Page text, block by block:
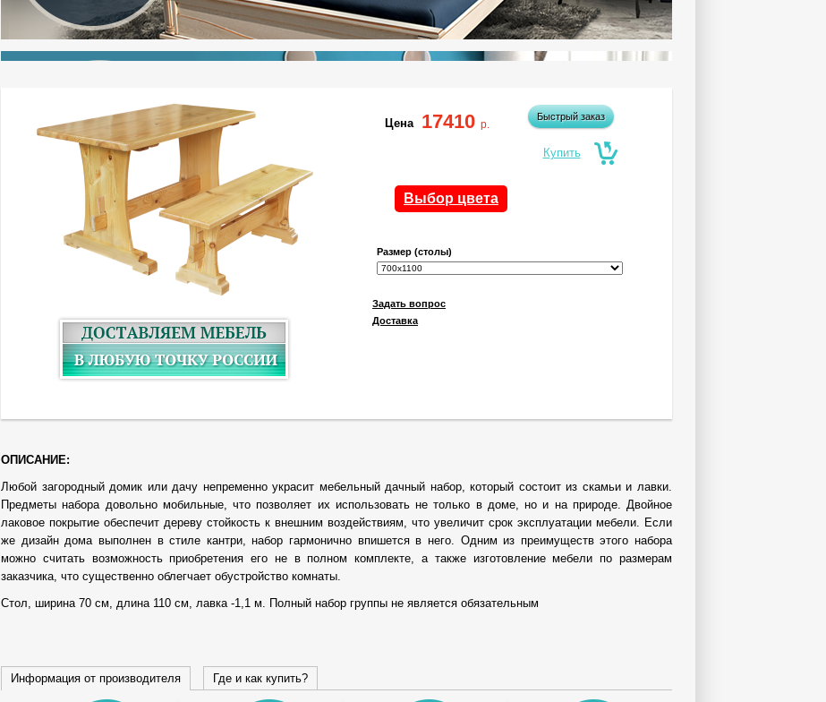
Цена 17410 р.
Быстрый заказ
Выбор цвета
Размер (столы)
Задать вопрос
Доставка
ОПИСАНИЕ:
Любой загородный домик или дачу непременно украсит мебельный дачный набор, который состоит из скамьи и лавки.
Предметы набора довольно мобильные, что позволяет их использовать не только в доме, но и на природе. Двойное
лаковое покрытие обеспечит дереву стойкость к внешним воздействиям, что увеличит срок эксплуатации мебели. Если
же дизайн дома выполнен в стиле кантри, набор гармонично впишется в него. Одним из преимуществ этого набора
можно считать возможность приобретения его не в полном комплекте, а также изготовление мебели по размерам
заказчика, что существенно облегчает обустройство комнаты.
Стол, ширина 70 см, длина 110 см, лавка -1,1 м. Полный набор группы не является обязательным
Информация от производителя Где и как купить?